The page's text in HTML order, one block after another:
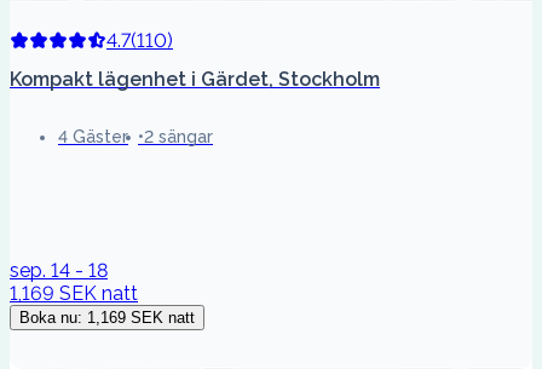
4.7(110)
Kompakt lägenhet i Gärdet, Stockholm
4 Gäster 2 sängar
sep. 14 - 18
1,169 SEK natt
Boka nu: 1,169 SEK natt